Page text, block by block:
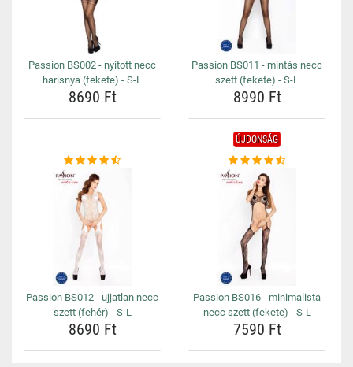
Passion BS002 - nyitott necc
harisnya (fekete) - S-L
8690 Ft
Passion BS011 - mintás necc
szett (fekete) - S-L
8990 Ft
Passion BS012 - ujjatlan necc
szett (fehér) - S-L
8690 Ft
ÚJDONSÁG
Passion BS016 - minimalista
necc szett (fekete) - S-L
7590 Ft